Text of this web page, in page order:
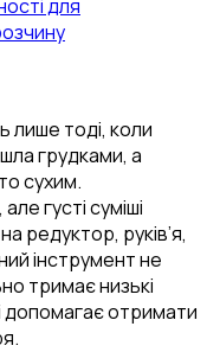
лише тоді, коли
грудками, а
сухим.
густі суміші
редуктор, руків’я,
інструмент не
тримає низькі
отримати